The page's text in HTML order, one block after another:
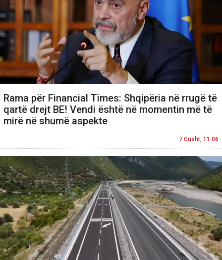
Rama për Financial Times: Shqipëria në rrugë të
qartë drejt BE! Vendi është në momentin më të
mirë në shumë aspekte
7 Gusht, 11:06